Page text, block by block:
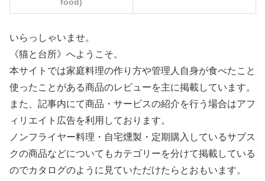
いらっしゃいませ。
《猫と台所》へようこそ。
本サイトでは家庭料理の作り方や管理人自身が食べたこと
使ったことがある商品のレビューを主に掲載しています。
また、記事内にて商品・サービスの紹介を行う場合はアフ
ィリエイト広告を利用しております。
ノンフライヤー料理・自宅燻製・定期購入しているサブス
クの商品などについてもカテゴリーを分けて掲載している
のでカタログのように見ていただけたらとおもいます。